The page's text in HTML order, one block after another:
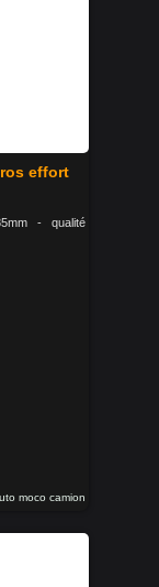
effort
- qualité
moco camion